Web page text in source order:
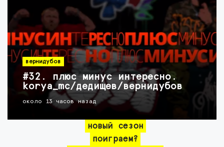
вернидубов
#32. плюс минус интересно.
korya_mc/дедищев/вернидубов
около 13 часов назад
новый сезон
поиграем?